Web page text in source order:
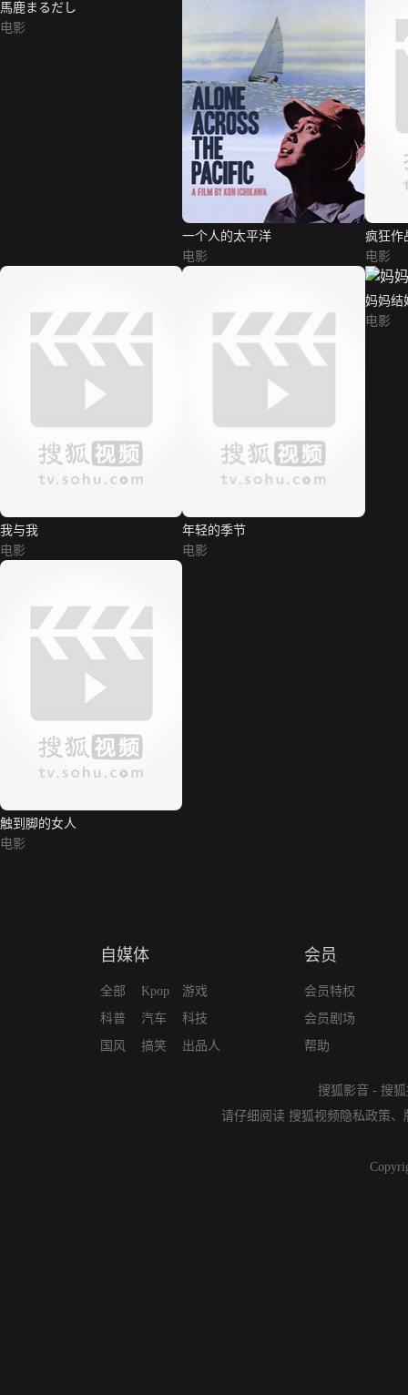
馬鹿まるだし
电影
一个人的太平洋
电影
疯狂作
电影
我与我
电影
年轻的季节
电影
妈妈结
电影
触到脚的女人
电影
自媒体
全部
科普
国风
Kpop
汽车
搞笑
游戏
科技
出品人
会员
会员特权
会员剧场
帮助
搜狐影音 - 搜
请仔细阅读 搜狐视频隐私政策、